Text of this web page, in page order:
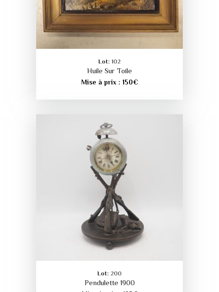
Lot: 102
Huile Sur Toile
Mise à prix : 150€
Lot: 200
Pendulette 1900